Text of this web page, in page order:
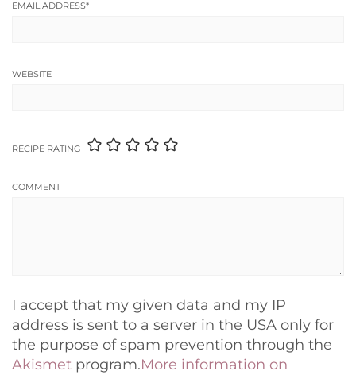
EMAIL ADDRESS*
WEBSITE
RECIPE RATING
COMMENT
I accept that my given data and my IP
address is sent to a server in the USA only for
the purpose of spam prevention through the
Akismet program.More information on